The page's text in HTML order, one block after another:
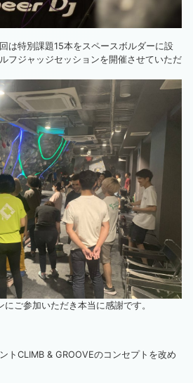
は特別課題15本をスペースボルダーに設
フジャッジセッションを開催させていただ
ご参加いただき本当に感謝です。
トCLIMB & GROOVEのコンセプトを改め